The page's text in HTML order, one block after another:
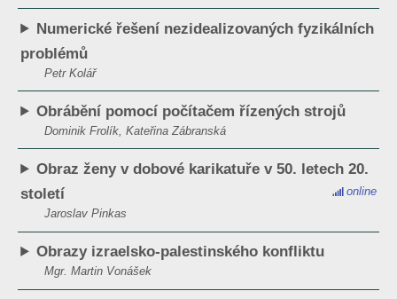
Numerické řešení nezidealizovaných fyzikálních
problémů
Petr Kolář
Obrábění pomocí počítačem řízených strojů
Dominik Frolík, Kateřina Zábranská
Obraz ženy v dobové karikatuře v 50. letech 20.
století
online
Jaroslav Pinkas
Obrazy izraelsko-palestinského konfliktu
Mgr. Martin Vonášek